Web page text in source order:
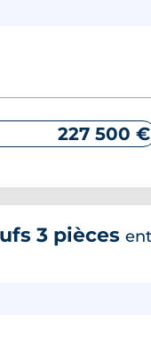
227 500 €
3 pièces